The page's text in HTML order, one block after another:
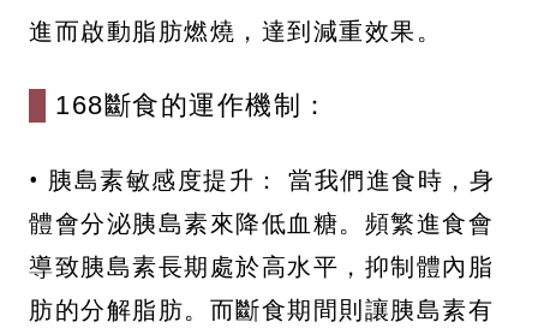
進而啟動脂肪燃燒，達到減重效果。
168斷食的運作機制：
• 胰島素敏感度提升： 當我們進食時，身
體會分泌胰島素來降低血糖。頻繁進食會
導致胰島素長期處於高水平，抑制體內脂
肪的分解脂肪。而斷食期間則讓胰島素有